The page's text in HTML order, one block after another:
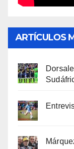
ARTÍCULOS